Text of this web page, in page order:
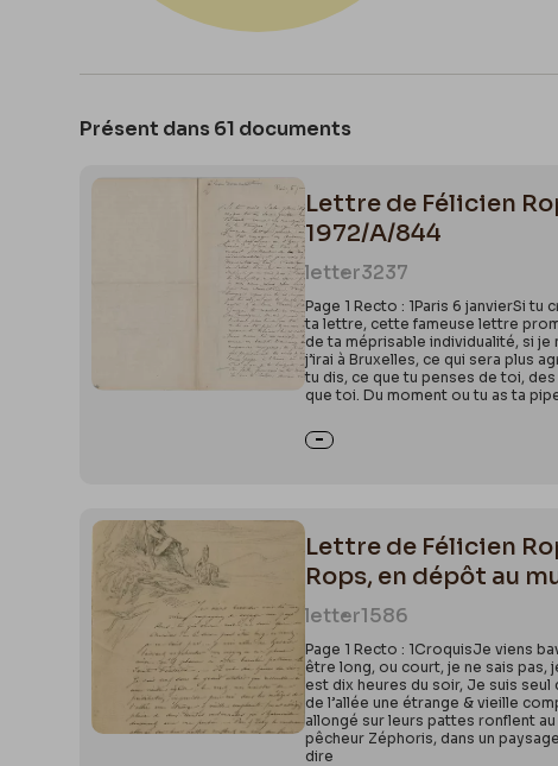
Présent dans 61 documents
Lettre de Félicien
1972/A/844
letter3237
Page 1 Recto : 1Paris 6 janvierSi
ta lettre, cette fameuse lettre
de ta méprisable individualité, si je
j’irai à Bruxelles, ce qui sera plus
tu dis, ce que tu penses de toi, des
que toi. Du moment ou tu as ta
Lettre de Félicien
Rops, en dépôt au
letter1586
Page 1 Recto : 1CroquisJe viens
être long, ou court, je ne sais pas,
est dix heures du soir, Je suis
de l’allée une étrange & vieille
allongé sur leurs pattes ronflent
pêcheur Zéphoris, dans un
dire